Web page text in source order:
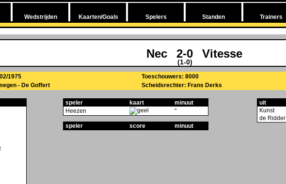
Wedstrijden Kaarten/Goals Spelers Standen Trainers
Nec 2-0 Vitesse
(1-0)
1975 Toeschouwers: 8000
- De Goffert
Scheidsrechter: Frans Derks
speler kaart
minuut
Heezen
"
speler score minuut
uit
Kunst
de Ridder